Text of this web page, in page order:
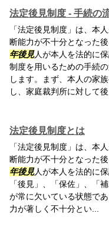
法定後見制度 - 手続の
「法定後見制度」は、本
断能力が不十分となった
年後見人が本人を法的に
制度を用いるための手続
します。まず、本人の家
し、家庭裁判所に対して後
法定後見制度とは
「法定後見制度」は、本
断能力が不十分となった
年後見人が本人を法的に
「後見」、「保佐」、「
が常に欠いている状態で
力が著しく不十分とい...